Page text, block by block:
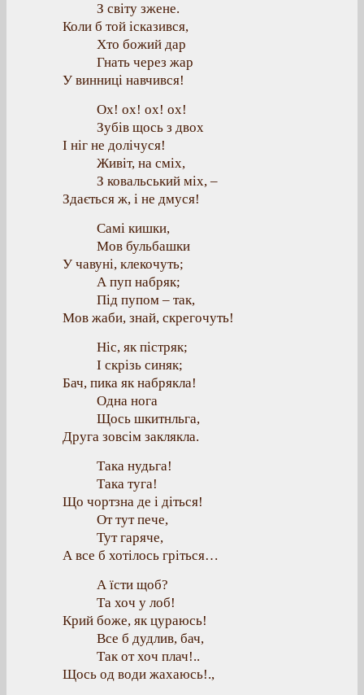
З світу зжене.
Коли б той ісказився,
Хто божий дар
Гнать через жар
У винниці навчився!
Ох! ох! ох! ох!
Зубів щось з двох
І ніг не долічуся!
Живіт, на сміх,
З ковальський міх, –
Здається ж, і не дмуся!
Самі кишки,
Мов бульбашки
У чавуні, клекочуть;
А пуп набряк;
Під пупом – так,
Мов жаби, знай, скрегочуть!
Ніс, як пістряк;
І скрізь синяк;
Бач, пика як набрякла!
Одна нога
Щось шкитнльга,
Друга зовсім заклякла.
Така нудьга!
Така туга!
Що чортзна де і діться!
От тут пече,
Тут гаряче,
А все б хотілось гріться…
А їсти щоб?
Та хоч у лоб!
Крий боже, як цураюсь!
Все б дудлив, бач,
Так от хоч плач!..
Щось од води жахаюсь!.,